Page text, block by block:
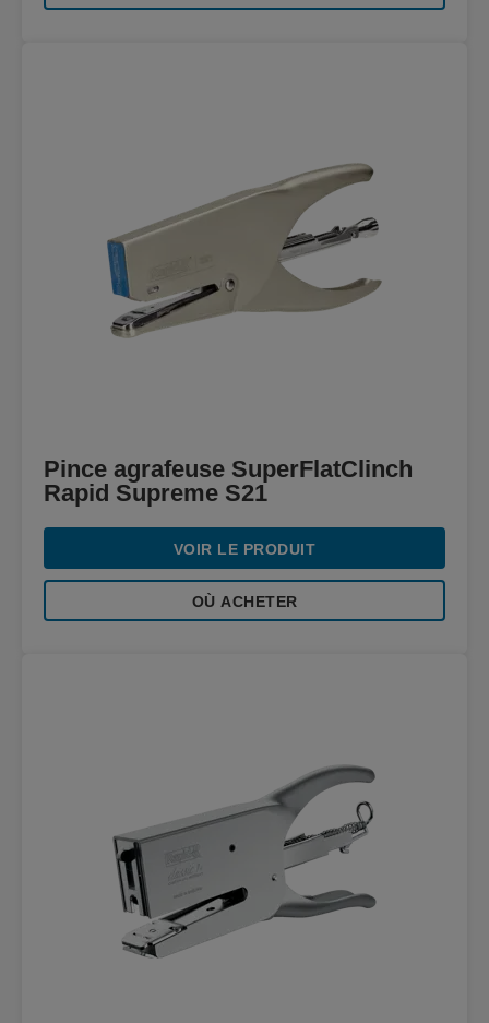
Pince agrafeuse SuperFlatClinch
Rapid Supreme S21
VOIR LE PRODUIT
OÙ ACHETER